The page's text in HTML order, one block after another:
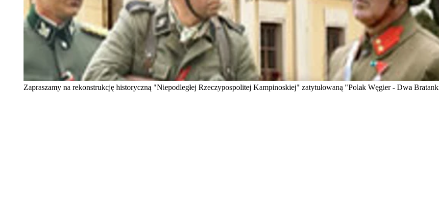
Zapraszamy na rekonstrukcję historyczną "Niepodległej Rzeczypospolitej Kampinoskiej" zatytułowaną "Polak Węgier - Dwa